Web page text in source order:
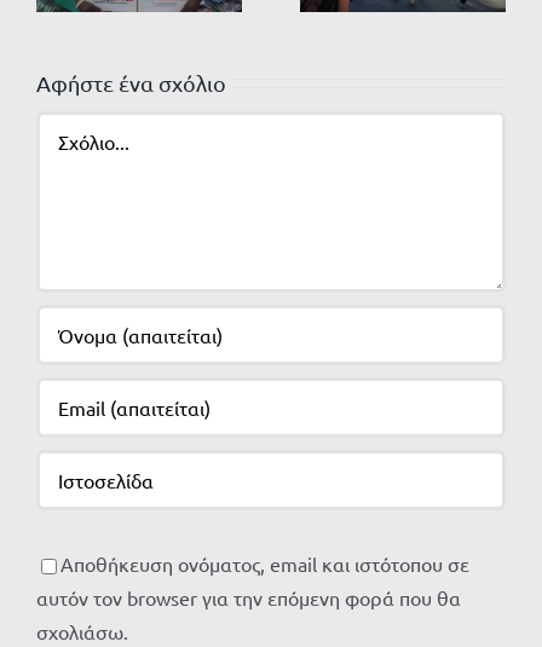
Αφήστε ένα σχόλιο
Αποθήκευση ονόματος, email και ιστότοπου σε
αυτόν τον browser για την επόμενη φορά που θα
σχολιάσω.